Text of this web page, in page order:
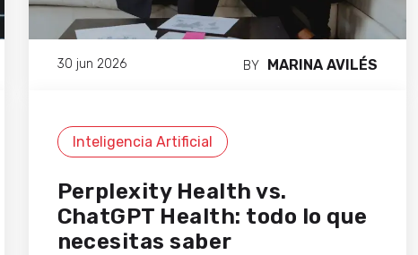
30 jun 2026 BY MARINA AVILÉS
Inteligencia Artificial
Perplexity Health vs.
ChatGPT Health: todo lo que
necesitas saber